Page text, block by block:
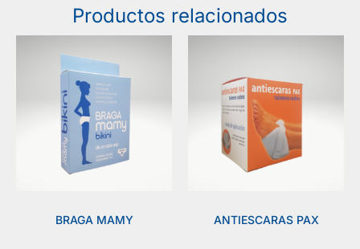
Productos relacionados
BRAGA MAMY ANTIESCARAS PAX